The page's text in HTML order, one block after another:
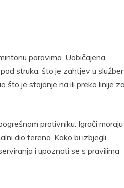
parovima. Uobičajena
struka, što je zahtjev u
što je stajanje na ili preko linije za
protivniku. Igrači
dio terena. Kako bi izbjegli
i upoznati se s pravilima